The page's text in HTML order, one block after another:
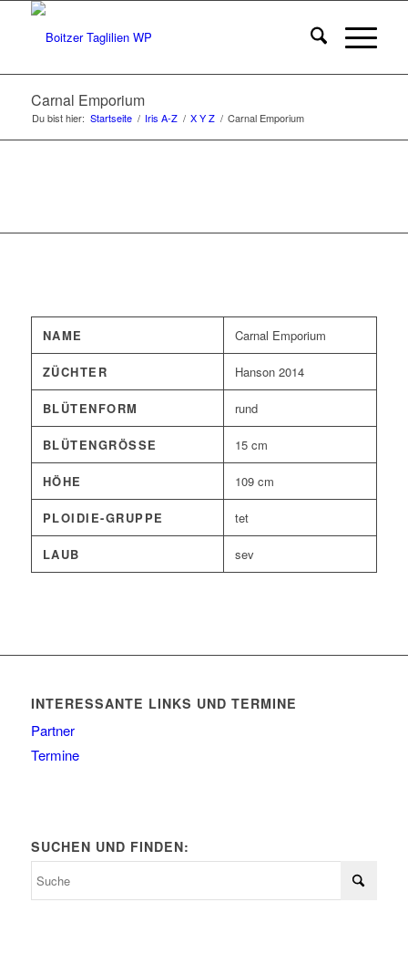
Carnal Emporium
Du bist hier: Startseite / Iris A-Z / X Y Z / Carnal Emporium
NAME Carnal Emporium
ZÜCHTER Hanson 2014
BLÜTENFORM rund
BLÜTENGRÖSSE 15 cm
HÖHE 109 cm
PLOIDIE-GRUPPE tet
LAUB sev
INTERESSANTE LINKS UND TERMINE
Partner
Termine
SUCHEN UND FINDEN: